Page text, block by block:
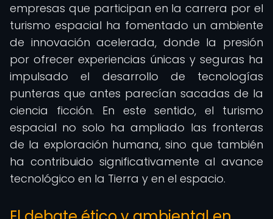
empresas que participan en la carrera por el
turismo espacial ha fomentado un ambiente
de innovación acelerada, donde la presión
por ofrecer experiencias únicas y seguras ha
impulsado el desarrollo de tecnologías
punteras que antes parecían sacadas de la
ciencia ficción. En este sentido, el turismo
espacial no solo ha ampliado las fronteras
de la exploración humana, sino que también
ha contribuido significativamente al avance
tecnológico en la Tierra y en el espacio.